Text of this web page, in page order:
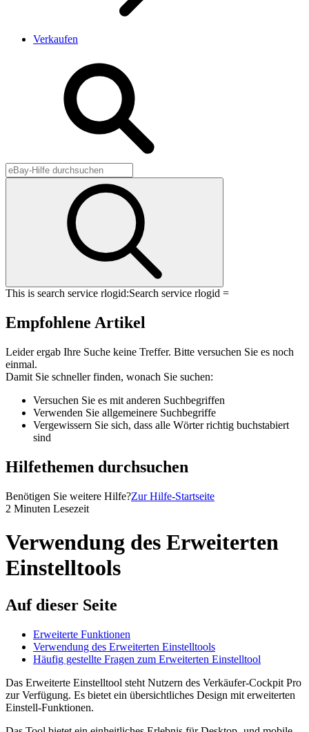
Verkaufen
This is search service rlogid:Search service rlogid =
Empfohlene Artikel
Leider ergab Ihre Suche keine Treffer. Bitte versuchen Sie es noch
einmal.
Damit Sie schneller finden, wonach Sie suchen:
Versuchen Sie es mit anderen Suchbegriffen
Verwenden Sie allgemeinere Suchbegriffe
Vergewissern Sie sich, dass alle Wörter richtig buchstabiert
sind
Hilfethemen durchsuchen
Benötigen Sie weitere Hilfe?Zur Hilfe-Startseite
2 Minuten Lesezeit
Verwendung des Erweiterten
Einstelltools
Auf dieser Seite
Erweiterte Funktionen
Verwendung des Erweiterten Einstelltools
Häufig gestellte Fragen zum Erweiterten Einstelltool
Das Erweiterte Einstelltool steht Nutzern des Verkäufer-Cockpit Pro
zur Verfügung. Es bietet ein übersichtliches Design mit erweiterten
Einstell-Funktionen.